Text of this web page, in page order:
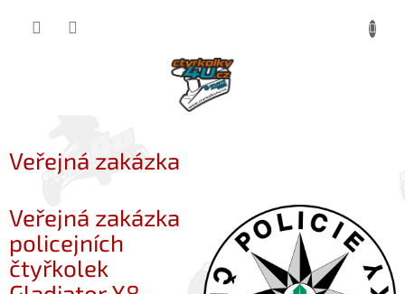
Veřejná zakázka
Veřejná zakázka
policejních
čtyřkolek